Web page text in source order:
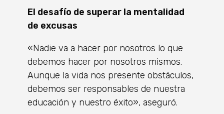
El desafío de superar la mentalidad
de excusas
«Nadie va a hacer por nosotros lo que
debemos hacer por nosotros mismos.
Aunque la vida nos presente obstáculos,
debemos ser responsables de nuestra
educación y nuestro éxito», aseguró.